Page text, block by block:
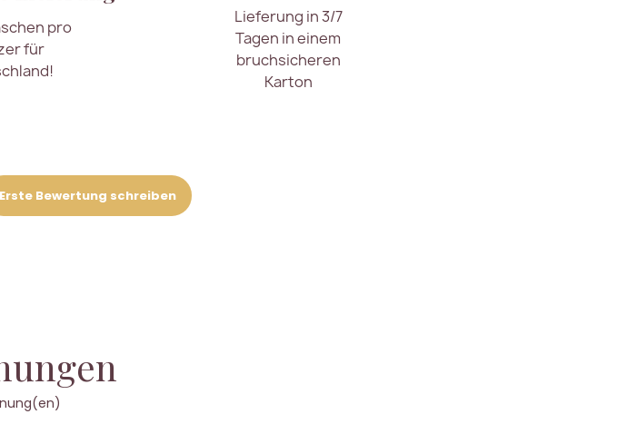
pro
für
Lieferung in 3/7
Tagen in einem
bruchsicheren
Karton
Erste Bewertung schreiben